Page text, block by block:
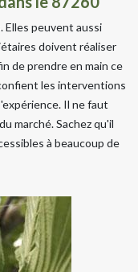
Elles peuvent aussi
doivent réaliser
de prendre en main ce
les interventions
Il ne faut
marché. Sachez qu'il
à beaucoup de